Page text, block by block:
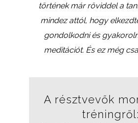
történek már röviddel a
mindez attól, hogy
gondolkodni és
meditációt. És ez még
A résztvevők
tréningről: